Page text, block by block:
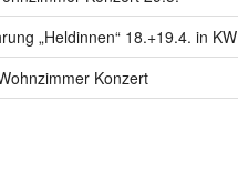
„Heldinnen“ 18.+19.4. in KW
Konzert